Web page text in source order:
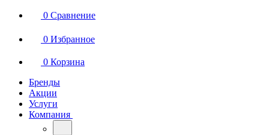
0 Сравнение
0 Избранное
0 Корзина
Бренды
Акции
Услуги
Компания